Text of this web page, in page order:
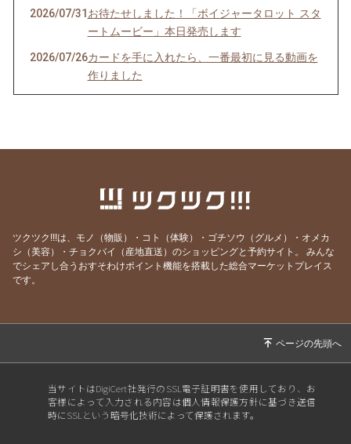
2026/07/31 お待たせしました！「ボイジャータロット スタ
ートムービー」本日発売します
2026/07/26カードを手に入れたら、一番最初に見る動画を
作りました
魂の声、聞こえてる？ゆうあか個別説明会受付
2026/07/02緩んで、許して、委ねて、そしてみんなで豊か
になる。そんな場を作ります。
2026/07/01
さんの名言〜
2026/06/15今日19:30スタート！ゆうアカ5日間WS、いよ
ツクツク!!!は、モノ（物販）・コト（体験）・ゴチソウ（グルメ）・オメカ
シ（美容）・チョクバイ（産地直送）のショッピングと予約サイト。
みんな
でシェアし合うおすそわけポイント機能を搭載した総合マーケットプレイス
です。
当サイトはDigiCert社発行のSSL電子証明書を使用しており、お
客様によって入力される内容は個人情報保護方針に基づき送信
時にSSLという暗号化技術によって保護されます。